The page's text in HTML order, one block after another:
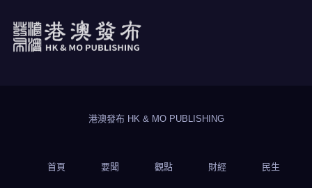
港澳發布 HK & MO PUBLISHING
首頁 要聞 觀點 財經 民生